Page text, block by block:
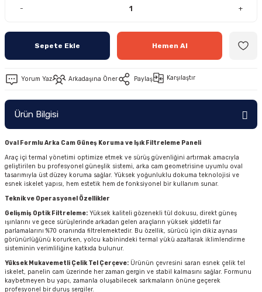
- +
Sepete Ekle Hemen Al
Yorum Yaz Arkadaşına Öner Paylaş Karşılaştır
Ürün Bilgisi
Oval Formlu Arka Cam Güneş Koruma ve Işık Filtreleme Paneli
Araç içi termal yönetimi optimize etmek ve sürüş güvenliğini artırmak amacıyla
geliştirilen bu profesyonel güneşlik sistemi, arka cam geometrisine uyumlu oval
tasarımıyla üst düzey koruma sağlar. Yüksek yoğunluklu dokuma teknolojisi ve
esnek iskelet yapısı, hem estetik hem de fonksiyonel bir kullanım sunar.
Teknik ve Operasyonel Özellikler
Gelişmiş Optik Filtreleme: Yüksek kaliteli gözenekli tül dokusu, direkt güneş
ışınlarını ve gece sürüşlerinde arkadan gelen araçların yüksek şiddetli far
parlamalarını %70 oranında filtrelemektedir. Bu özellik, sürücü için dikiz aynası
görünürlüğünü korurken, yolcu kabinindeki termal yükü azaltarak iklimlendirme
sisteminin verimliliğine katkıda bulunur.
Yüksek Mukavemetli Çelik Tel Çerçeve: Ürünün çevresini saran esnek çelik tel
iskelet, panelin cam üzerinde her zaman gergin ve stabil kalmasını sağlar. Formunu
kaybetmeyen bu yapı, zamanla oluşabilecek sarkmaların önüne geçerek
profesyonel bir duruş sergiler.